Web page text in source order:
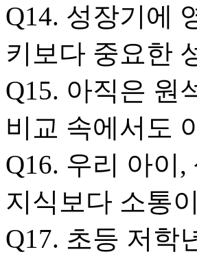
Q14. 성장기에
키보다 중요한
Q15. 아직은 원
비교 속에서도
Q16. 우리 아이
지식보다 소통
Q17. 초등 저학